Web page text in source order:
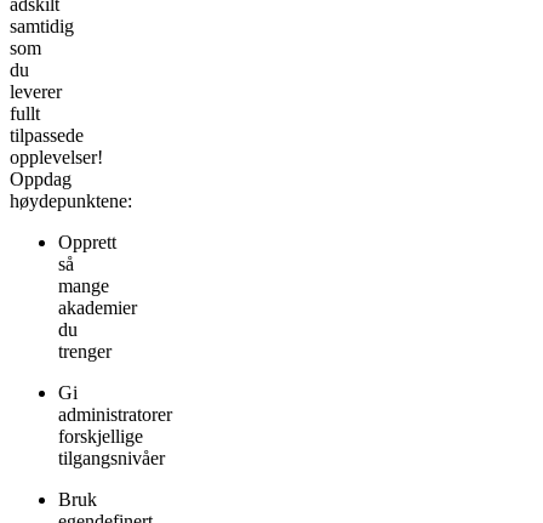
adskilt
samtidig
som
du
leverer
fullt
tilpassede
opplevelser!
Oppdag
høydepunktene:
Opprett
så
mange
akademier
du
trenger
Gi
administratorer
forskjellige
tilgangsnivåer
Bruk